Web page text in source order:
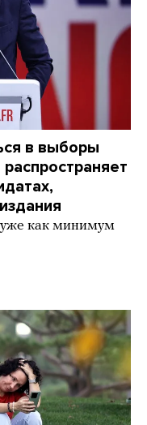
в выборы
уже как минимум